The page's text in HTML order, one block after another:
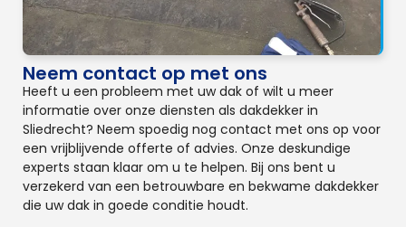
Neem contact op met ons
Heeft u een probleem met uw dak of wilt u meer
informatie over onze diensten als dakdekker in
Sliedrecht? Neem spoedig nog contact met ons op voor
een vrijblijvende offerte of advies. Onze deskundige
experts staan klaar om u te helpen. Bij ons bent u
verzekerd van een betrouwbare en bekwame dakdekker
die uw dak in goede conditie houdt.